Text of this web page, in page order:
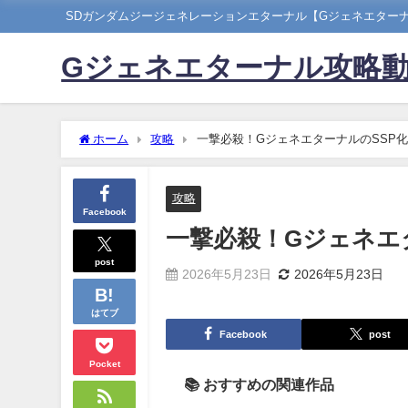
SDガンダムジージェネレーションエターナル【Gジェネエター
Gジェネエターナル攻略
ホーム 攻略 一撃必殺！GジェネエターナルのSSP
Facebook
post
はてブ
Pocket
攻略
一撃必殺！Gジェネ
2026年5月23日 2026年5月23日
Facebook post
📚 おすすめの関連作品